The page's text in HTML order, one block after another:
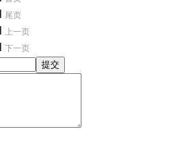
尾页
上一页
下一页